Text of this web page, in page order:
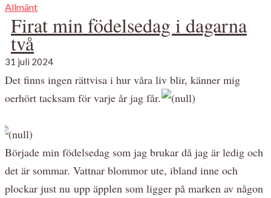
Allmänt
Firat min födelsedag i dagarna
två
31 juli 2024
Det finns ingen rättvisa i hur våra liv blir, känner mig
oerhört tacksam för varje år jag får.
Började min födelsedag som jag brukar då jag är ledig och
det är sommar. Vattnar blommor ute, ibland inne och
plockar just nu upp äpplen som ligger på marken av någon